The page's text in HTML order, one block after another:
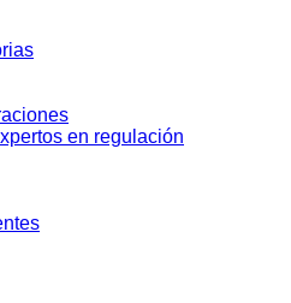
en regulación